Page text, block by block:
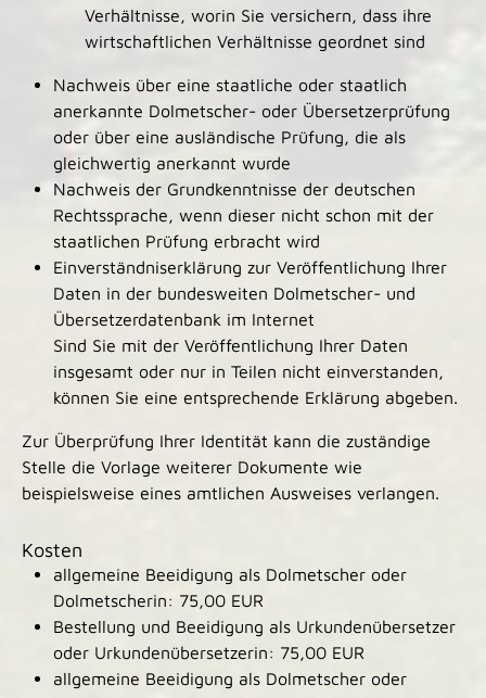
Verhältnisse, worin Sie versichern, dass ihre
wirtschaftlichen Verhältnisse geordnet sind
Nachweis über eine staatliche oder staatlich
anerkannte Dolmetscher- oder Übersetzerprüfung
oder über eine ausländische Prüfung, die als
gleichwertig anerkannt wurde
Nachweis der Grundkenntnisse der deutschen
Rechtssprache, wenn dieser nicht schon mit der
staatlichen Prüfung erbracht wird
Einverständniserklärung zur Veröffentlichung Ihrer
Daten in der bundesweiten Dolmetscher- und
Übersetzerdatenbank im Internet
Sind Sie mit der Veröffentlichung Ihrer Daten
insgesamt oder nur in Teilen nicht einverstanden,
können Sie eine entsprechende Erklärung abgeben.
Zur Überprüfung Ihrer Identität kann die zuständige
Stelle die Vorlage weiterer Dokumente wie
beispielsweise eines amtlichen Ausweises verlangen.
Kosten
allgemeine Beeidigung als Dolmetscher oder
Dolmetscherin: 75,00 EUR
Bestellung und Beeidigung als Urkundenübersetzer
oder Urkundenübersetzerin: 75,00 EUR
allgemeine Beeidigung als Dolmetscher oder